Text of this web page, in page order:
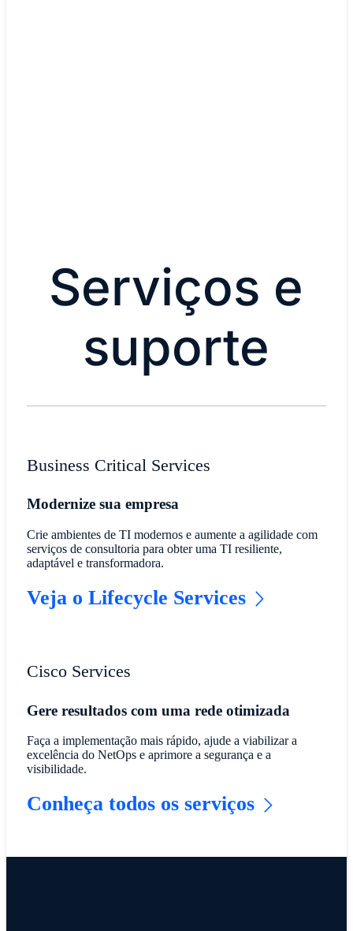
Serviços e
suporte
Business Critical Services
Modernize sua empresa
Crie ambientes de TI modernos e aumente a agilidade com
serviços de consultoria para obter uma TI resiliente,
adaptável e transformadora.
Veja o Lifecycle Services
Cisco Services
Gere resultados com uma rede otimizada
Faça a implementação mais rápido, ajude a viabilizar a
excelência do NetOps e aprimore a segurança e a
visibilidade.
Conheça todos os serviços